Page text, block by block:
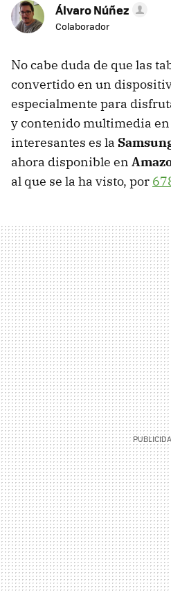
Álvaro Núñez
Colaborador
No cabe duda de que las
convertido en un
especialmente para
y contenido multimedia en
interesantes es la
ahora disponible en
al que se la ha visto, por